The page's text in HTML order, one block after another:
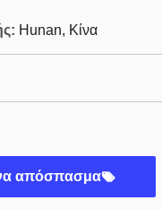
Hunan, Κίνα
απόσπασμα